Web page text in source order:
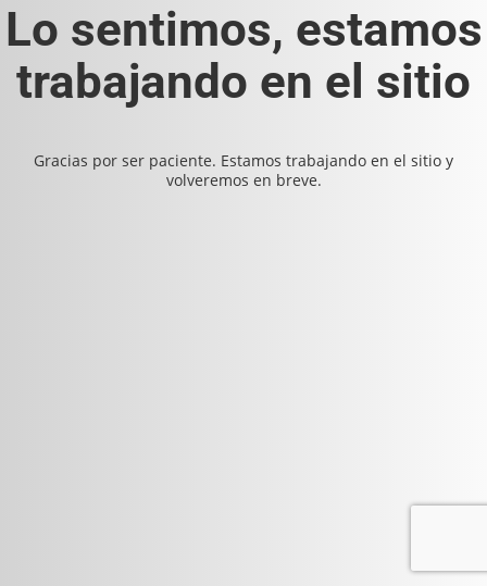
Lo sentimos, estamos
trabajando en el sitio
Gracias por ser paciente. Estamos trabajando en el sitio y
volveremos en breve.